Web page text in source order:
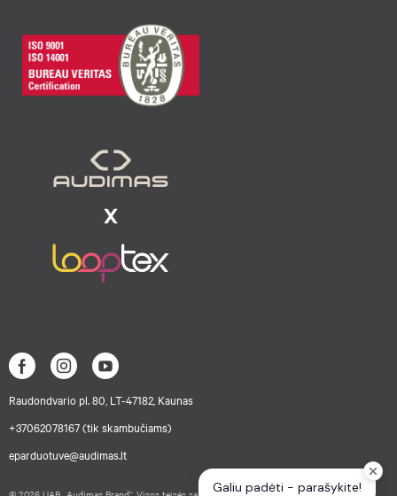
Raudondvario pl. 80, LT-47182, Kaunas
+37062078167 (tik skambučiams)
eparduotuve@audimas.lt